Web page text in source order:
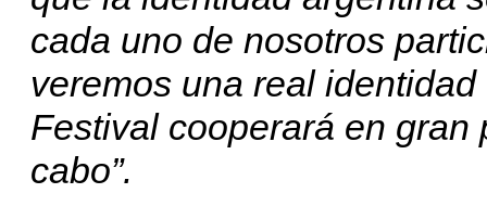
cada uno de nosotros
veremos una real
Festival cooperará en
cabo”.